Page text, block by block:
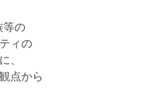
等の
ィの
、
点から